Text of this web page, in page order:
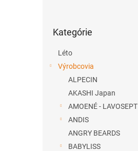
kategórie
Kategórie
Léto
Výrobcovia
ALPECIN
AKASHI Japan
AMOENÉ - LAVOSEPT
ANDIS
ANGRY BEARDS
BABYLISS